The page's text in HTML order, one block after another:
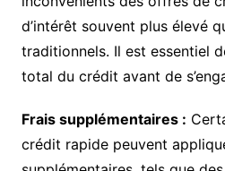
d’intérêt souvent plus élevé
traditionnels. Il est essentiel
total du crédit avant de
Frais supplémentaires :
crédit rapide peuvent